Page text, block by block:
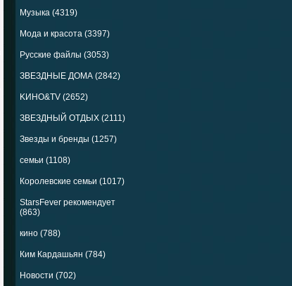
Музыка (4319)
Мода и красота (3397)
Русские файлы (3053)
ЗВЕЗДНЫЕ ДОМА (2842)
KИНО&TV (2652)
ЗВЕЗДНЫЙ ОТДЫХ (2111)
Звезды и бренды (1257)
семьи (1108)
Королевские семьи (1017)
StarsFever рекомендует
(863)
кино (788)
Ким Кардашьян (784)
Новости (702)